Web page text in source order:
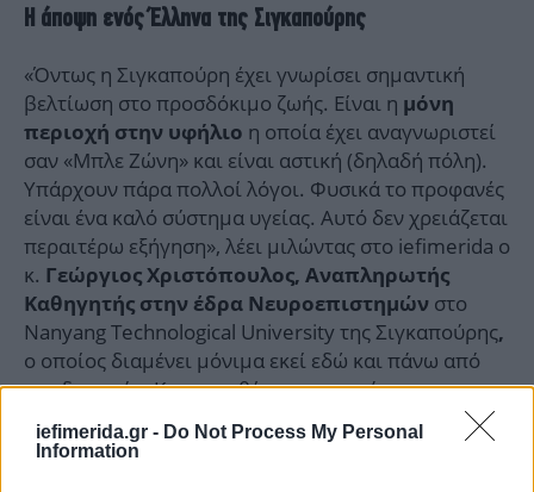
iefimerida.gr - Do Not Process My Personal
Information
Η άποψη ενός Έλληνα της Σιγκαπούρης
«Όντως η Σιγκαπούρη έχει γνωρίσει σημαντική
βελτίωση στο προσδόκιμο ζωής. Είναι η μόνη
περιοχή στην υφήλιο η οποία έχει αναγνωριστεί
σαν «Μπλε Ζώνη» και είναι αστική (δηλαδή πόλη).
Υπάρχουν πάρα πολλοί λόγοι. Φυσικά το προφανές
είναι ένα καλό σύστημα υγείας. Αυτό δεν χρειάζεται
περαιτέρω εξήγηση», λέει μιλώντας στο iefimerida ο
κ. Γεώργιος Χριστόπουλος, Αναπληρωτής
Καθηγητής στην έδρα Νευροεπιστημών στο
Νanyang Technological University της Σιγκαπούρης,
ο οποίος διαμένει μόνιμα εκεί εδώ και πάνω από
μια δεκαετία. Και προσθέτει εμφατικά:
«Ενας άλλος παράγοντας είναι ο πολύ προσεχτικός